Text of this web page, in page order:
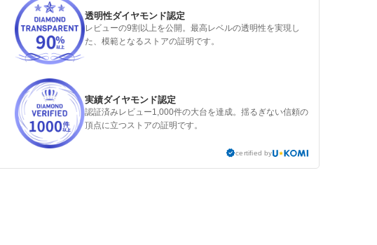
透明性ダイヤモンド認定
レビューの9割以上を公開。最高レベルの透明性を実現し
た、模範となるストアの証明です。
実績ダイヤモンド認定
認証済みレビュー1,000件の大台を達成。揺るぎない信頼の
頂点に立つストアの証明です。
certified by